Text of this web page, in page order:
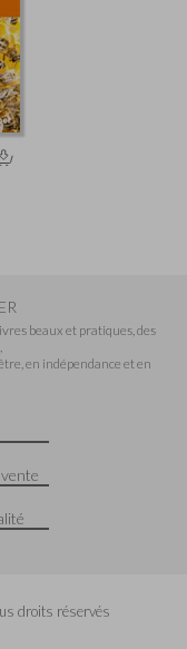
beaux et pratiques, des
en indépendance et en
droits réservés